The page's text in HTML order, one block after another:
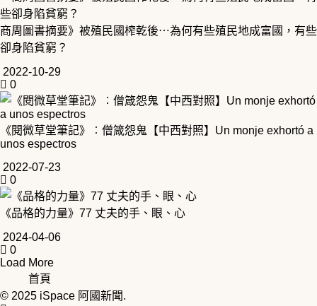
商周圖書摘要》被殖民國榨乾後⋯為何有些殖民地成富國，有些
卻身陷貧窮？
2022-10-29
0
《閱微草堂筆記》︰僧箴怨鬼【中西對照】Un monje exhortó a
unos espectros
2022-07-23
0
《品格的力量》77 丈夫的手、眼、心
2024-04-06
0
Load More
首頁
© 2025 iSpace 阿國新聞.